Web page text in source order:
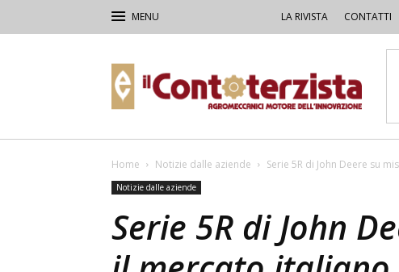
LA RIVISTA CONTATTI
Contoterzista
Home Notizie dalle aziende Serie 5R di John Deere su
Notizie dalle aziende
Serie 5R di John